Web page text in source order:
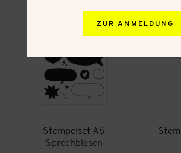
Stempelset A6
Sprechblasen
ZUR ANMELDUNG